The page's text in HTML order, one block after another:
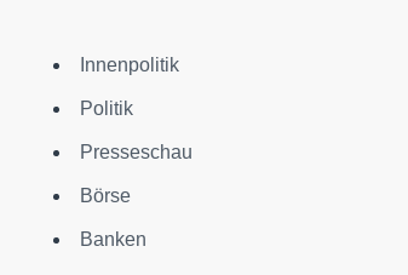
Innenpolitik
Politik
Presseschau
Börse
Banken